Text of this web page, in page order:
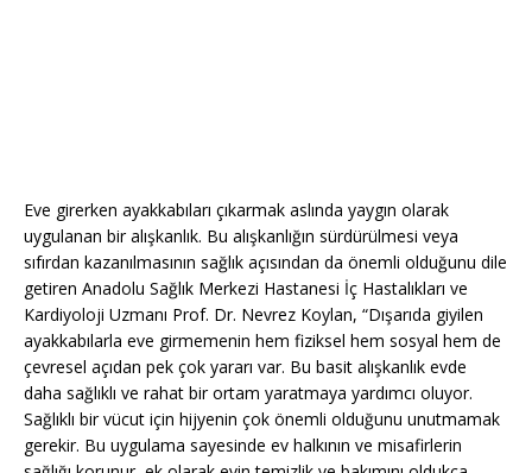
Eve girerken ayakkabıları çıkarmak aslında yaygın olarak
uygulanan bir alışkanlık. Bu alışkanlığın sürdürülmesi veya
sıfırdan kazanılmasının sağlık açısından da önemli olduğunu dile
getiren Anadolu Sağlık Merkezi Hastanesi İç Hastalıkları ve
Kardiyoloji Uzmanı Prof. Dr. Nevrez Koylan, “Dışarıda giyilen
ayakkabılarla eve girmemenin hem fiziksel hem sosyal hem de
çevresel açıdan pek çok yararı var. Bu basit alışkanlık evde
daha sağlıklı ve rahat bir ortam yaratmaya yardımcı oluyor.
Sağlıklı bir vücut için hijyenin çok önemli olduğunu unutmamak
gerekir. Bu uygulama sayesinde ev halkının ve misafirlerin